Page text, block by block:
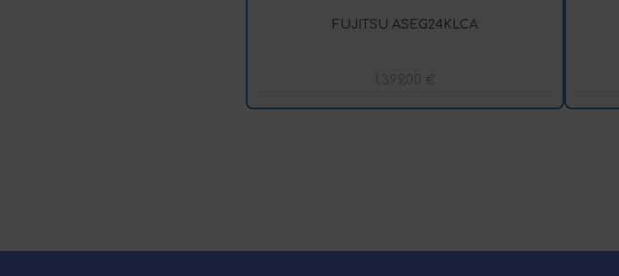
FUJITSU ASEG24KLCA
1.399,00 €